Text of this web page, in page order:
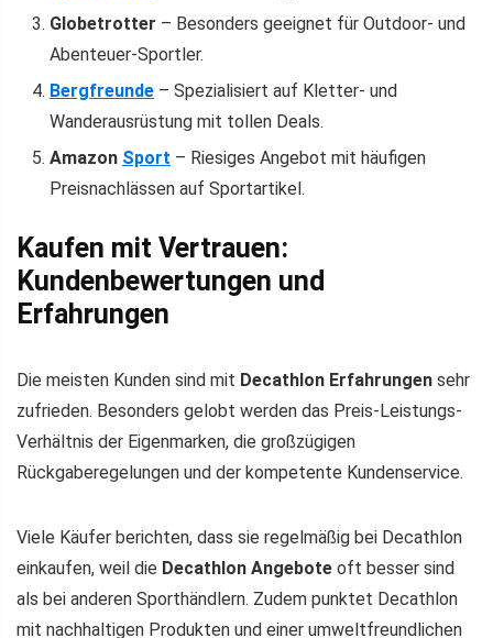
Globetrotter – Besonders geeignet für Outdoor- und
Abenteuer-Sportler.
Bergfreunde – Spezialisiert auf Kletter- und
Wanderausrüstung mit tollen Deals.
Amazon Sport – Riesiges Angebot mit häufigen
Preisnachlässen auf Sportartikel.
Kaufen mit Vertrauen:
Kundenbewertungen und
Erfahrungen
Die meisten Kunden sind mit Decathlon Erfahrungen sehr
zufrieden. Besonders gelobt werden das Preis-Leistungs-
Verhältnis der Eigenmarken, die großzügigen
Rückgaberegelungen und der kompetente Kundenservice.
Viele Käufer berichten, dass sie regelmäßig bei Decathlon
einkaufen, weil die Decathlon Angebote oft besser sind
als bei anderen Sporthändlern. Zudem punktet Decathlon
mit nachhaltigen Produkten und einer umweltfreundlichen